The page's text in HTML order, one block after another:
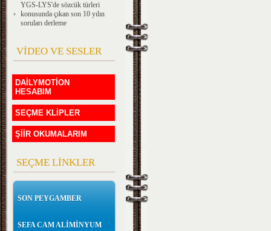
YGS-LYS'de sözcük türleri
konusunda çıkan son 10 yılın
soruları derleme
VİDEO VE SESLER
DAİLYMOTİON
HESABIM
SEÇME KLİPLER
ŞİİR OKUMALARIM
SEÇME LİNKLER
SON PEYGAMBER
SEFA CAM ALİMİNYUM